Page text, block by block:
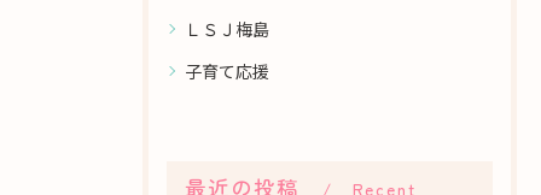
ＬＳＪ梅島
子育て応援
最近の投稿
Recent